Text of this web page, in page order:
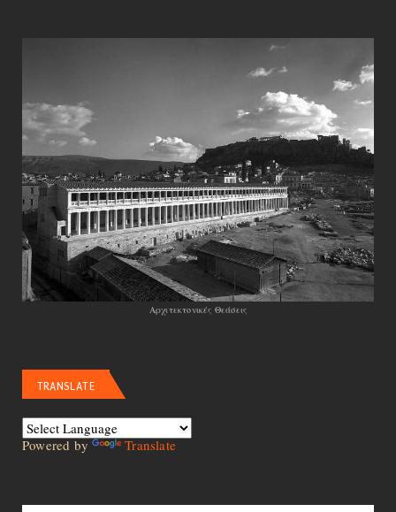
Αρχιτεκτονικές Θεάσεις
TRANSLATE
Powered by Translate